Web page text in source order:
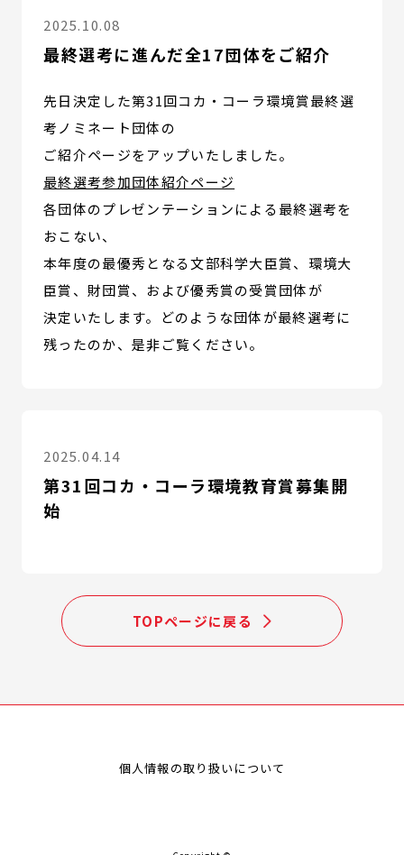
2025.10.08
最終選考に進んだ全17団体をご紹介
先日決定した第31回コカ・コーラ環境賞最終選
考ノミネート団体の
ご紹介ページをアップいたしました。
最終選考参加団体紹介ページ
各団体のプレゼンテーションによる最終選考を
おこない、
本年度の最優秀となる文部科学大臣賞、環境大
臣賞、財団賞、および優秀賞の受賞団体が
決定いたします。どのような団体が最終選考に
残ったのか、是非ご覧ください。
2025.04.14
第31回コカ・コーラ環境教育賞募集開
始
TOPページに戻る
個人情報の取り扱いについて